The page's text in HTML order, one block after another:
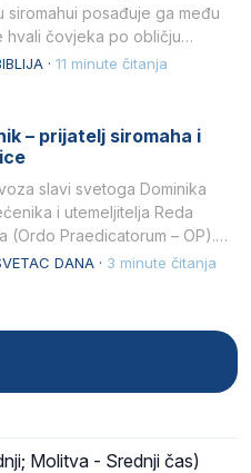
siromahui posađuje ga među
hvali čovjeka po obličju
· 11 minute čitanja
– prijatelj siromaha i
slavi svetoga Dominika
i utemeljitelja Reda
(Ordo Praedicatorum – OP).
dubokom ljubavlju prema
DANA · 3 minute čitanja
Molitva - Srednji čas)